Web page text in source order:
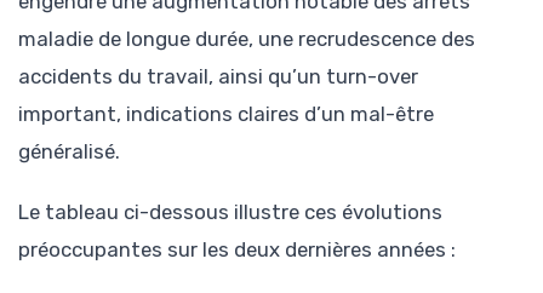
maladie de longue durée, une recrudescence des
accidents du travail, ainsi qu’un turn-over
important, indications claires d’un mal-être
généralisé.
Le tableau ci-dessous illustre ces évolutions
préoccupantes sur les deux dernières années :